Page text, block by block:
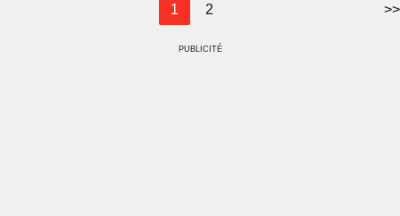
1 2 >>
PUBLICITÉ